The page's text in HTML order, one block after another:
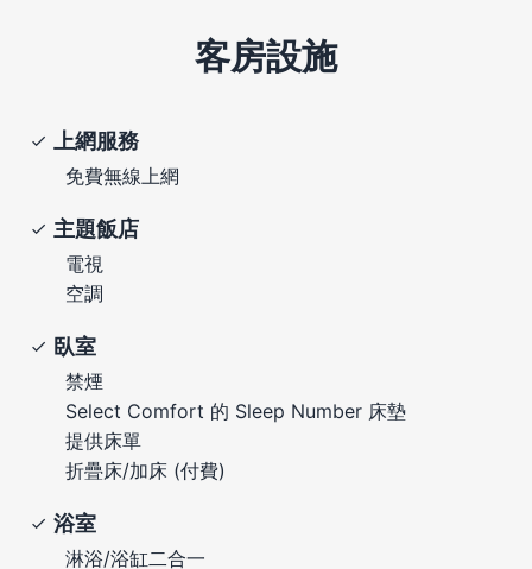
客房設施
上網服務
免費無線上網
主題飯店
電視
空調
臥室
禁煙
Select Comfort 的 Sleep Number 床墊
提供床單
折疊床/加床 (付費)
浴室
淋浴/浴缸二合一